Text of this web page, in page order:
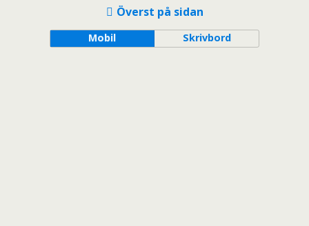
Överst på sidan
Mobil Skrivbord